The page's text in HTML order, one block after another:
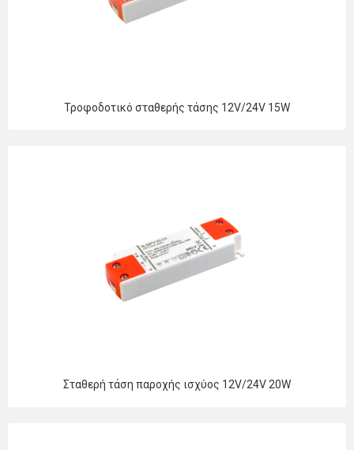
Τροφοδοτικό σταθερής τάσης 12V/24V 15W
Σταθερή τάση παροχής ισχύος 12V/24V 20W